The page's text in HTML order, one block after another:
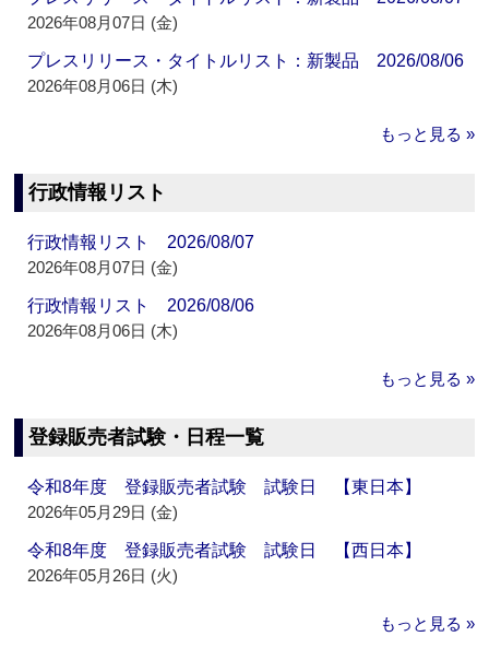
2026年08月07日 (金)
プレスリリース・タイトルリスト：新製品 2026/08/06
2026年08月06日 (木)
もっと見る »
行政情報リスト
行政情報リスト 2026/08/07
2026年08月07日 (金)
行政情報リスト 2026/08/06
2026年08月06日 (木)
もっと見る »
登録販売者試験・日程一覧
令和8年度 登録販売者試験 試験日 【東日本】
2026年05月29日 (金)
令和8年度 登録販売者試験 試験日 【西日本】
2026年05月26日 (火)
もっと見る »